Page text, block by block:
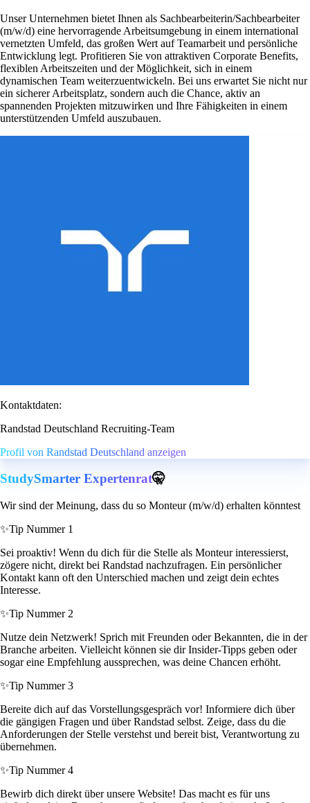
Unser Unternehmen bietet Ihnen als Sachbearbeiterin/Sachbearbeiter
(m/w/d) eine hervorragende Arbeitsumgebung in einem international
vernetzten Umfeld, das großen Wert auf Teamarbeit und persönliche
Entwicklung legt. Profitieren Sie von attraktiven Corporate Benefits,
flexiblen Arbeitszeiten und der Möglichkeit, sich in einem
dynamischen Team weiterzuentwickeln. Bei uns erwartet Sie nicht nur
ein sicherer Arbeitsplatz, sondern auch die Chance, aktiv an
spannenden Projekten mitzuwirken und Ihre Fähigkeiten in einem
unterstützenden Umfeld auszubauen.
Kontaktdaten:
Randstad Deutschland Recruiting-Team
Profil von Randstad Deutschland anzeigen
StudySmarter Expertenrat🤫
Wir sind der Meinung, dass du so Monteur (m/w/d) erhalten könntest
✨Tip Nummer 1
Sei proaktiv! Wenn du dich für die Stelle als Monteur interessierst,
zögere nicht, direkt bei Randstad nachzufragen. Ein persönlicher
Kontakt kann oft den Unterschied machen und zeigt dein echtes
Interesse.
✨Tip Nummer 2
Nutze dein Netzwerk! Sprich mit Freunden oder Bekannten, die in der
Branche arbeiten. Vielleicht können sie dir Insider-Tipps geben oder
sogar eine Empfehlung aussprechen, was deine Chancen erhöht.
✨Tip Nummer 3
Bereite dich auf das Vorstellungsgespräch vor! Informiere dich über
die gängigen Fragen und über Randstad selbst. Zeige, dass du die
Anforderungen der Stelle verstehst und bereit bist, Verantwortung zu
übernehmen.
✨Tip Nummer 4
Bewirb dich direkt über unsere Website! Das macht es für uns